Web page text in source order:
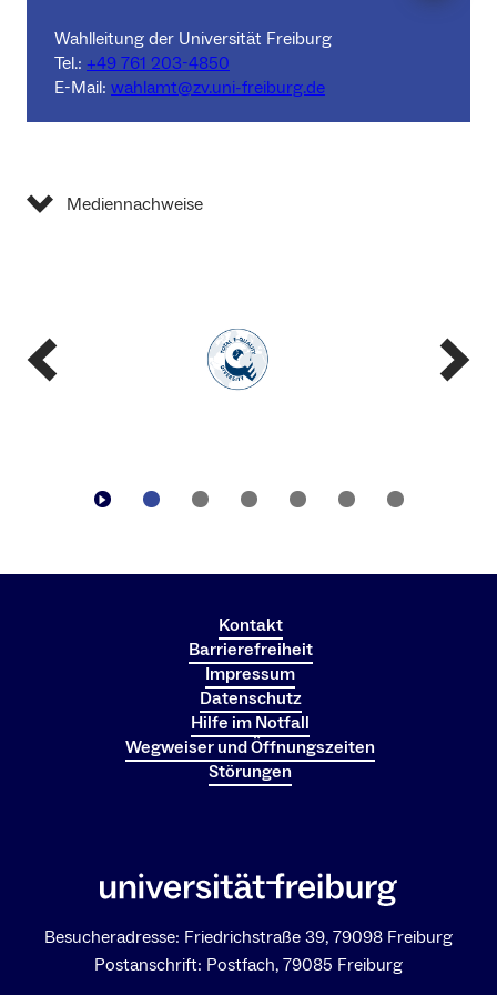
Wahlleitung der Universität Freiburg
Tel.: +49 761 203-4850
E-Mail: wahlamt@zv.uni-freiburg.de
Mediennachweise
Kontakt
Barrierefreiheit
Impressum
Datenschutz
Hilfe im Notfall
Wegweiser und Öffnungszeiten
Störungen
Besucheradresse: Friedrichstraße 39, 79098 Freiburg
Postanschrift: Postfach, 79085 Freiburg